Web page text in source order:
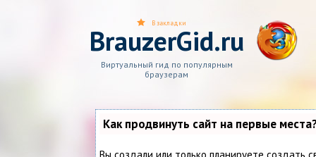
BrauzerGid.ru
Виртуальный гид по популярным
браузерам
В закладки
Как продвинуть сайт на первые